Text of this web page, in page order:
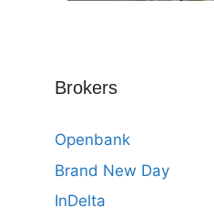
Brokers
Openbank
Brand New Day
InDelta